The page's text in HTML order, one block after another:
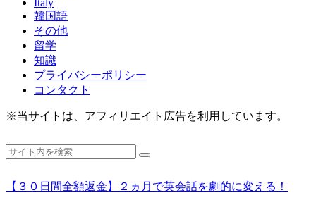
Italy
韓国語
その他
留学
知識
プライバシーポリシー
コンタクト
※当サイトは、アフィリエイト広告を利用しています。
【３０日間全額返金】２ヵ月で英会話を劇的に変える！